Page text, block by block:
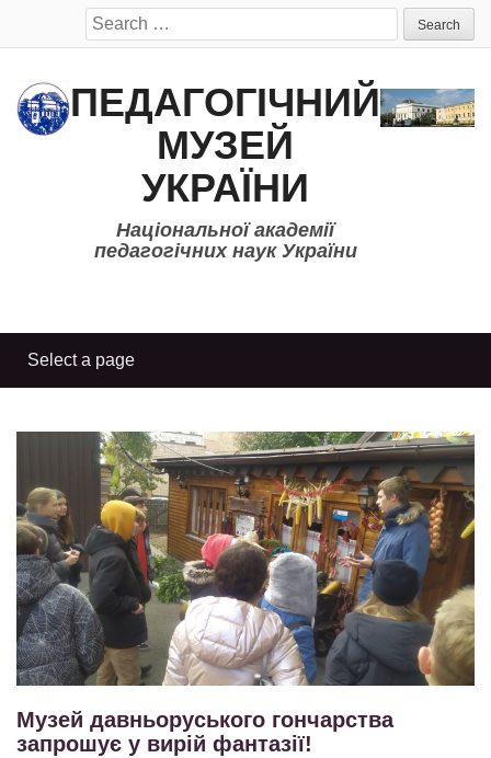
Search
for:
ПЕДАГОГІЧНИЙ
МУЗЕЙ
УКРАЇНИ
Національної академії
педагогічних наук України
Музей давньоруського гончарства
запрошує у вирій фантазії!